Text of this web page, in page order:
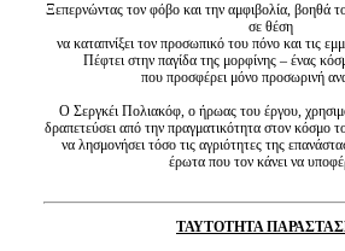
Ξεπερνώντας τον φόβο και την αμφιβολία, βοηθά
σε θέση
να καταπνίξει τον προσωπικό του πόνο και τις
Πέφτει στην παγίδα της μορφίνης – ένας
που προσφέρει μόνο προσωρινή
Ο Σεργκέι Πολιακόφ, ο ήρωας του έργου,
δραπετεύσει από την πραγματικότητα στον κόσμο
να λησμονήσει τόσο τις αγριότητες της
έρωτα που τον κάνει να
ΤΑΥΤΟΤΗΤΑ